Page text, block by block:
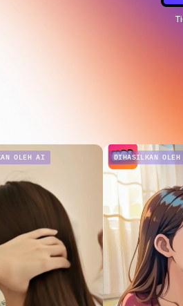
OLEH AI DIHASILKAN